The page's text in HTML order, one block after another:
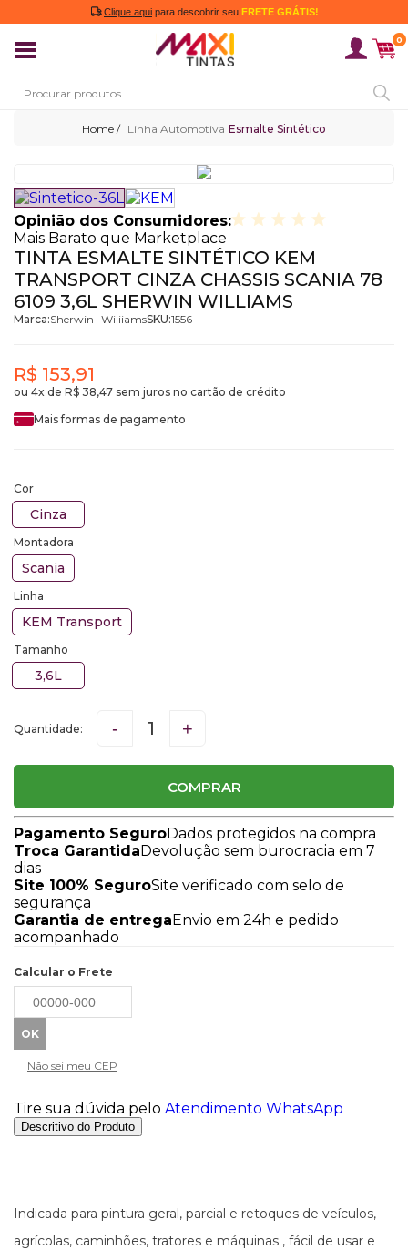
Clique aqui para descobrir seu FRETE GRÁTIS!
0
Linha Automotiva Esmalte Sintético
Opinião dos Consumidores:
Mais Barato que Marketplace
TINTA ESMALTE SINTÉTICO KEM
TRANSPORT CINZA CHASSIS SCANIA 78
6109 3,6L SHERWIN WILLIAMS
Marca:Sherwin- WiliiamsSKU:1556
R$ 153,91
ou 4x de R$ 38,47 sem juros no cartão de crédito
Mais formas de pagamento
Cor
Cinza
Montadora
Scania
Linha
KEM Transport
Tamanho
3,6L
- +
COMPRAR
Pagamento SeguroDados protegidos na compra
Troca GarantidaDevolução sem burocracia em 7
dias
Site 100% SeguroSite verificado com selo de
segurança
Garantia de entregaEnvio em 24h e pedido
acompanhado
Calcular o Frete
Não sei meu CEP
Tire sua dúvida pelo Atendimento WhatsApp
Descritivo do Produto
Indicada para pintura geral, parcial e retoques de veículos,
agrícolas, caminhões, tratores e máquinas , fácil de usar e